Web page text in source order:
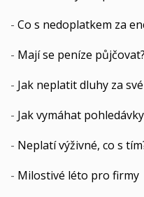
- Co s nedoplatkem za
- Mají se peníze půjčovat?
- Jak neplatit dluhy za
- Jak vymáhat
- Neplatí výživné, co s
- Milostivé léto pro firmy